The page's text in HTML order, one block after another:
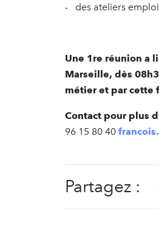
- des ateliers emploi
Une 1re réunion a
Marseille, dès
métier et par cette
Contact pour plus
96 15 80 40
Partagez :